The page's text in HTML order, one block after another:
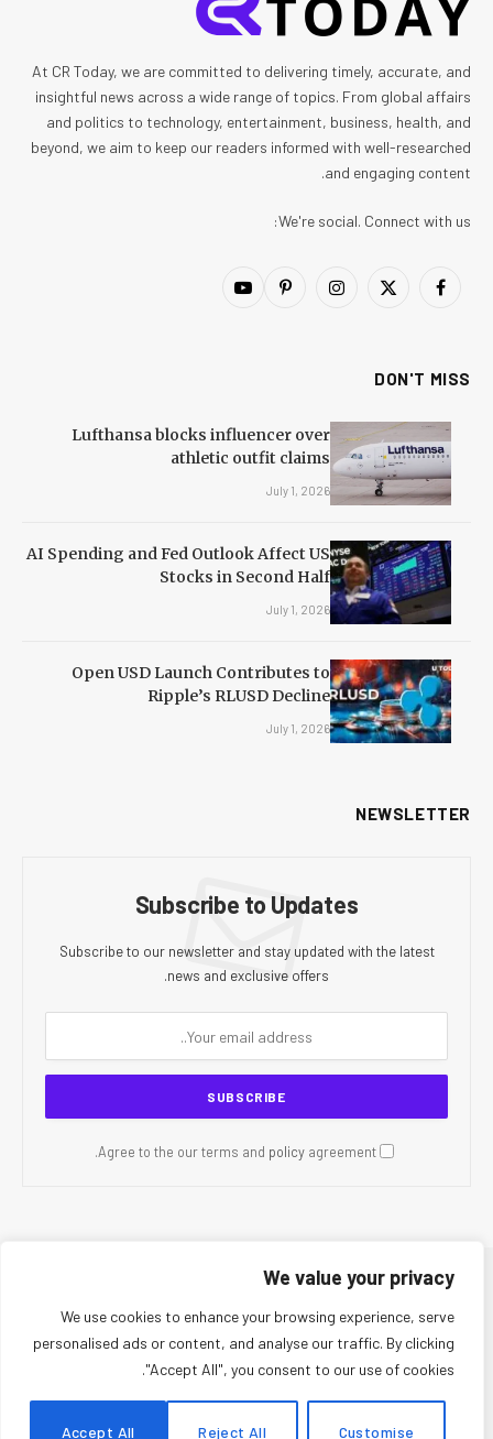
We value your privacy
We use cookies to enhance your browsing experience, serve
personalised ads or content, and analyse our traffic. By clicking
"Accept All", you consent to our use of cookies.
Customise
Reject All
Accept All
At CR Today, we are committed to delivering timely, accurate, and
insightful news across a wide range of topics. From global affairs
and politics to technology, entertainment, business, health, and
beyond, we aim to keep our readers informed with well-researched
and engaging content.
We're social. Connect with us:
Facebook
X
Instagram
Pinterest
YouTube
DON'T MISS
Lufthansa blocks influencer over
athletic outfit claims
July 1, 2026
AI Spending and Fed Outlook Affect US
Stocks in Second Half
July 1, 2026
Open USD Launch Contributes to
Ripple’s RLUSD Decline
July 1, 2026
NEWSLETTER
Subscribe to Updates
Subscribe to our newsletter and stay updated with the latest
news and exclusive offers.
Agree to the our terms and
policyagreement.
About Us
Editorial Team
Contact Us
Privacy Policy
Terms and Conditions
Disclaimer
Editorial Policy
Corrections Policy
Fact-Checking Policy
Ethics Policy
AI Usage Policy